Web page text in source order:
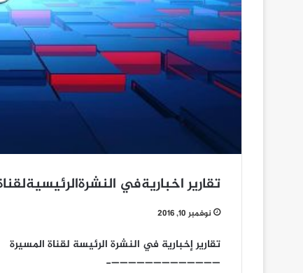
تقارير اخباريةفي
نوفمبر 10, 2016
تقارير إخبارية في النشرة الرئيسة لقناة المسيرة
—————————————-